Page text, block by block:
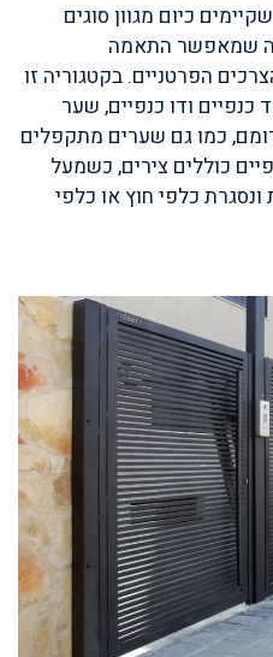
כיום מגוון סוגים
שמאפשר התאמה
הפרטניים. בקטגוריה זו
ודו כנפיים, שער
כמו גם שערים מתקפלים
כוללים צירים, כשמעל
כלפי חוץ או כלפי